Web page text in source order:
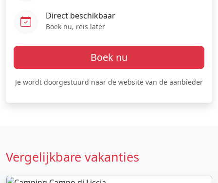
Direct beschikbaar
Boek nu, reis later
Boek nu
Je wordt doorgestuurd naar de website van de aanbieder
Vergelijkbare vakanties